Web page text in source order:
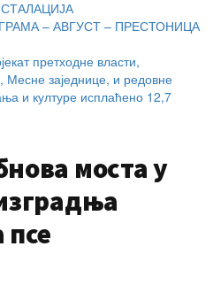
– АВГУСТ – ПРЕСТОНИЦА
претходне власти,
заједнице, и редовне
и културе исплаћено 12,7
моста у